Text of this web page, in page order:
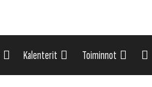
Kalenterit Toiminnot